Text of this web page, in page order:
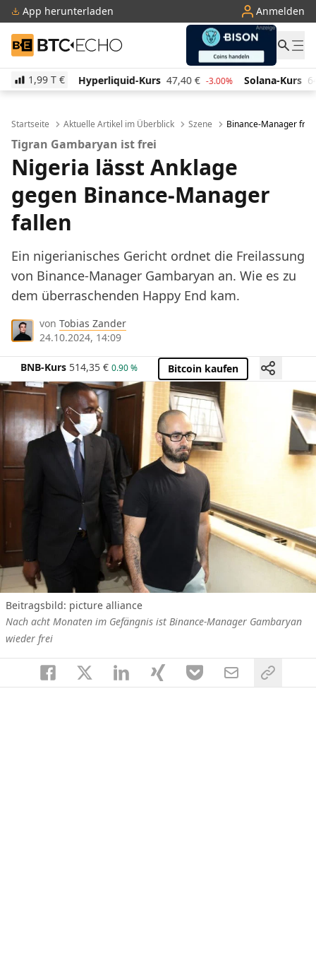
App herunterladen Anmelden
BTC-ECHO
1,99 T €
Kurs 47,40 € -3.00% Solana-Kurs 64,93 € 2.00% TRON-
Startseite Aktuelle Artikel im Überblick Szene Binance-Manager
Tigran Gambaryan ist frei
Nigeria lässt Anklage
gegen Binance-Manager
fallen
Ein nigerianisches Gericht ordnet die Freilassung
von Binance-Manager Gambaryan an. Wie es zu
dem überraschenden Happy End kam.
von Tobias Zander
24.10.2024, 14:09
BNB-Kurs 514,35 € 0.90 % Bitcoin kaufen
Beitragsbild: picture alliance
Nach acht Monaten im Gefängnis ist Binance-Manager Gambaryan
wieder frei